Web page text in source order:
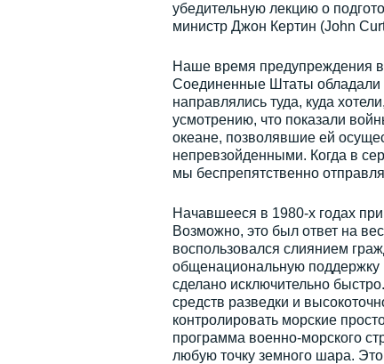
убедительную лекцию о
министр Джон Кертин (John
Наше время предупреждения в
Соединенные Штаты обладали
направлялись туда, куда
усмотрению, что показали
океане, позволявшие ей
непревзойденными. Когда в
мы беспрепятственно
Начавшееся в 1980-х годах
Возможно, это был ответ на
воспользовался слиянием
общенациональную поддержку
сделано исключительно
средств разведки и
контролировать морские
программа военно-морского
любую точку земного шара.